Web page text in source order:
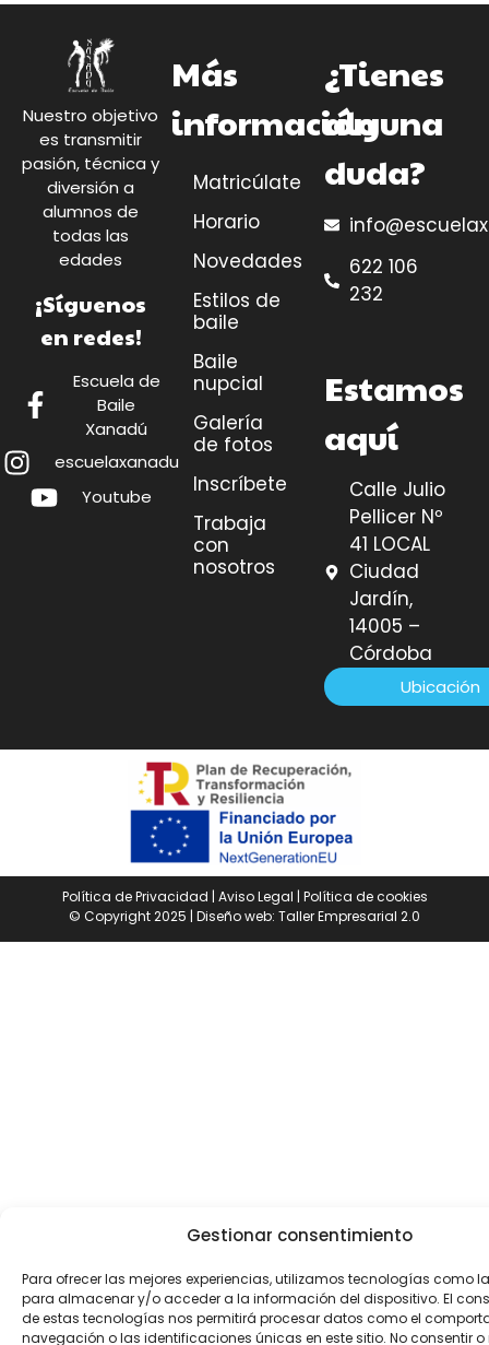
Gestionar consentimiento
Para ofrecer las mejores experiencias, utilizamos tecnologías como
para almacenar y/o acceder a la información del dispositivo. El
de estas tecnologías nos permitirá procesar datos como el
navegación o las identificaciones únicas en este sitio. No consentir o
Nuestro objetivo
es transmitir
pasión, técnica y
diversión a
alumnos de
todas las
edades
¡Síguenos
en redes!
Escuela de
Baile
Xanadú
escuelaxanadu
Youtube
Más
información
Matricúlate
Horario
Novedades
Estilos de
baile
Baile
nupcial
Galería
de fotos
Inscríbete
Trabaja
con
nosotros
¿Tienes
alguna
duda?
622 106
232
Estamos
aquí
Calle Julio
Pellicer Nº
41 LOCAL
Ciudad
Jardín,
14005 –
Córdoba
Ubicación
Política de Privacidad | Aviso Legal | Política de cookies
© Copyright 2025 | Diseño web: Taller Empresarial 2.0